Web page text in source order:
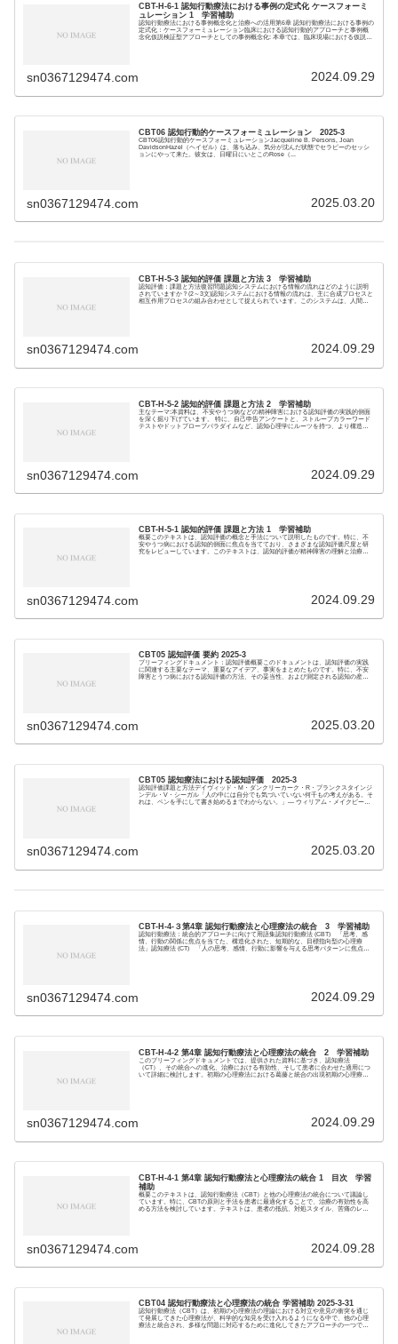
CBT-H-6-1 認知行動療法における事例の定式化 ケースフォーミ
ュレーション 1 学習補助
認知行動療法における事例概念化と治療への活用第6章 認知行動療法における事例の
定式化：ケースフォーミュレーション臨床における認知行動的アプローチと事例概
念化仮説検証型アプローチとしての事例概念化: 本章では、臨床現場における仮説検
sn0367129474.com 2024.09.29
CBT06 認知行動的ケースフォーミュレーション 2025-3
CBT06認知行動的ケースフォーミュレーションJacqueline B. Persons, Joan
DavidsonHazel（ヘイゼル）は、落ち込み、気分が沈んだ状態でセラピーのセッシ
ョンにやって来た。彼女は、日曜日にいとこのRose（...
sn0367129474.com 2025.03.20
CBT-H-5-3 認知的評価 課題と方法 3 学習補助
認知評価：課題と方法復習問題認知システムにおける情報の流れはどのように説明
されていますか？(2～3文)認知システムにおける情報の流れは、主に合成プロセスと
相互作用プロセスの組み合わせとして捉えられています。このシステムは、人間が
sn0367129474.com 2024.09.29
CBT-H-5-2 認知的評価 課題と方法 2 学習補助
主なテーマ:本資料は、不安やうつ病などの精神障害における認知評価の実践的側面
を深く掘り下げています。 特に、自己申告アンケートと、ストループカラーワード
テストやドットプローブパラダイムなど、認知心理学にルーツを持つ、より構造化
sn0367129474.com 2024.09.29
CBT-H-5-1 認知的評価 課題と方法 1 学習補助
概要このテキストは、認知評価の概念と手法について説明したものです。特に、不
安やうつ病における認知的側面に焦点を当てており、さまざまな認知評価尺度と研
究をレビューしています。このテキストは、認知的評価が精神障害の理解と治療に
sn0367129474.com 2024.09.29
CBT05 認知評価 要約 2025-3
ブリーフィングドキュメント：認知評価概要このドキュメントは、認知評価の実践
に関連する主要なテーマ、重要なアイデア、事実をまとめたものです。特に、不安
障害とうつ病における認知評価の方法、その妥当性、および測定される認知の産
sn0367129474.com 2025.03.20
CBT05 認知療法における認知評価 2025-3
認知評価課題と方法デイヴィッド・M・ダンクリーカーク・R・ブランクスタインジ
ンデル・V・シーガル「人の中には自分でも気づいていない何千もの考えがある。そ
れは、ペンを手にして書き始めるまでわからない。」― ウィリアム・メイクピー
sn0367129474.com 2025.03.20
CBT-H-4-３第4章 認知行動療法と心理療法の統合 3 学習補助
認知行動療法：統合的アプローチに向けて用語集認知行動療法 (CBT) 「思考、感
情、行動の関係に焦点を当てた、構造化された、短期的な、目標指向型の心理療
法」認知療法 (CT) 「人の思考、感情、行動に影響を与える思考パターンに焦点を
sn0367129474.com 2024.09.29
CBT-H-4-2 第4章 認知行動療法と心理療法の統合 2 学習補助
このブリーフィングドキュメントでは、提供された資料に基づき、認知療法
（CT）、その統合への進化、治療における有効性、そして患者に合わせた適用につ
いて詳細に検討します。初期の心理療法における葛藤と統合の出現初期の心理療法
は、さまざまな学派が自...
sn0367129474.com 2024.09.29
CBT-H-4-1 第4章 認知行動療法と心理療法の統合 1 目次 学習
補助
概要このテキストは、認知行動療法（CBT）と他の心理療法の統合について議論し
ています。特に、CBTの原則と手法を患者に最適化することで、治療の有効性を高
める方法を検討しています。テキストは、患者の抵抗、対処スタイル、苦痛のレベ
sn0367129474.com 2024.09.28
CBT04 認知行動療法と心理療法の統合 学習補助 2025-3-31
認知行動療法（CBT）は、初期の心理療法の理論における対立や意見の衝突を通じ
て発展してきた心理療法が、科学的な知見を受け入れるようになる中で、他の心理
療法と統合され、多様な問題に対応するために進化してきたアプローチの一つで